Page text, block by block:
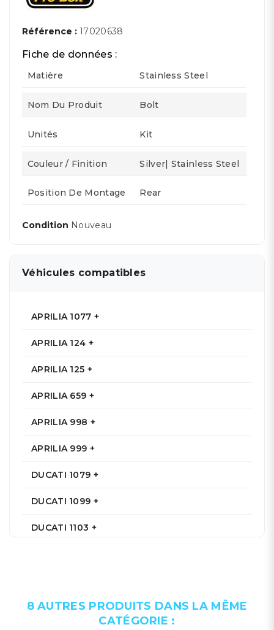
Référence : 17020638
Fiche de données :
Matière Stainless Steel
Nom Du Produit Bolt
Unités Kit
Couleur / Finition Silver| Stainless Steel
Position De Montage Rear
Condition Nouveau
Véhicules compatibles
APRILIA 1077 +
APRILIA 124 +
APRILIA 125 +
APRILIA 659 +
APRILIA 998 +
APRILIA 999 +
DUCATI 1079 +
DUCATI 1099 +
DUCATI 1103 +
DUCATI 696 +
8 AUTRES PRODUITS DANS LA MÊME
CATÉGORIE :